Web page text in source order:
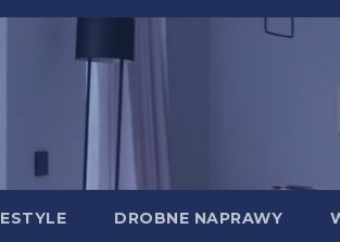
DROBNE NAPRAWY